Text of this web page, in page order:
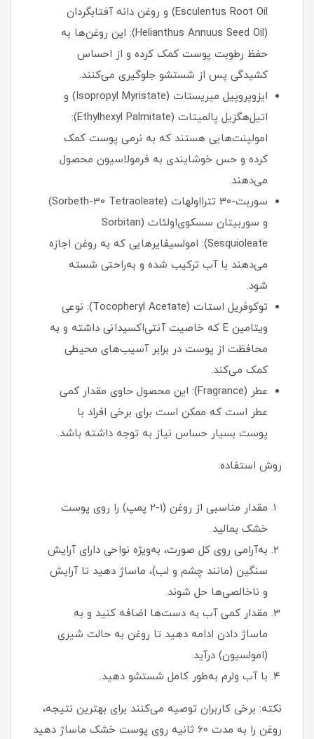
Esculentus Root Oil) و روغن دانه آفتابگردان
(Helianthus Annuus Seed Oil): این روغن‌ها به
حفظ رطوبت پوست کمک کرده و از احساس
کشیدگی پس از شستشو جلوگیری می‌کنند.
ایزوپروپیل میریستات (Isopropyl Myristate) و
اتیل‌هگزیل پالمیتات (Ethylhexyl Palmitate):
امولینت‌هایی هستند که به نرمی پوست کمک
کرده و حس خوشایندی به فرمولاسیون محصول
می‌دهند.
سوربت-30 تترااولهات (Sorbeth-30 Tetraoleate)
و سوربیتان سسکوی‌اولئات (Sorbitan
Sesquioleate): امولسیفایرهایی که به روغن اجازه
می‌دهند با آب ترکیب شده و به‌راحتی شسته
شود.
توکوفریل استات (Tocopheryl Acetate): نوعی
ویتامین E که خاصیت آنتی‌اکسیدانی داشته و به
محافظت از پوست در برابر آسیب‌های محیطی
کمک می‌کند.
عطر (Fragrance): این محصول حاوی مقدار کمی
عطر است که ممکن است برای برخی افراد با
پوست بسیار حساس نیاز به توجه داشته باشد.
روش استفاده:
مقدار مناسبی از روغن (1-2 پمپ) را روی پوست
خشک بمالید.
به‌آرامی روی کل صورت، به‌ویژه نواحی دارای آرایش
سنگین (مانند چشم و لب)، ماساژ دهید تا آرایش
و ناخالصی‌ها حل شوند.
مقدار کمی آب به دست‌ها اضافه کنید و به
ماساژ دادن ادامه دهید تا روغن به حالت شیری
(امولسیون) درآید.
با آب ولرم به‌طور کامل شستشو دهید.
نکته: برخی کاربران توصیه می‌کنند برای بهترین نتیجه،
روغن را به مدت 60 ثانیه روی پوست خشک ماساژ دهید